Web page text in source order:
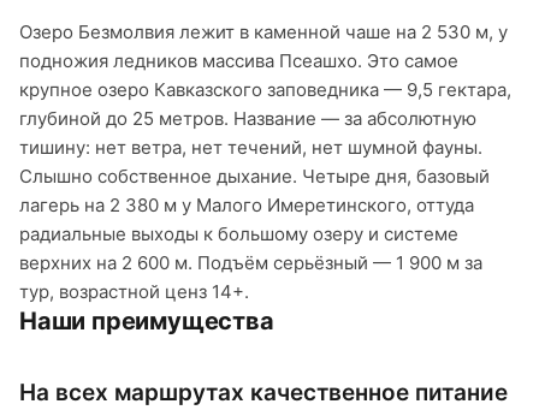
Озеро Безмолвия лежит в каменной чаше на 2 530 м, у
подножия ледников массива Псеашхо. Это самое
крупное озеро Кавказского заповедника — 9,5 гектара,
глубиной до 25 метров. Название — за абсолютную
тишину: нет ветра, нет течений, нет шумной фауны.
Слышно собственное дыхание. Четыре дня, базовый
лагерь на 2 380 м у Малого Имеретинского, оттуда
радиальные выходы к большому озеру и системе
верхних на 2 600 м. Подъём серьёзный — 1 900 м за
тур, возрастной ценз 14+.
Наши преимущества
На всех маршрутах качественное питание